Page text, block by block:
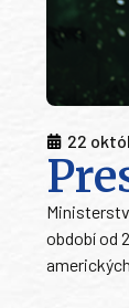
22
období od